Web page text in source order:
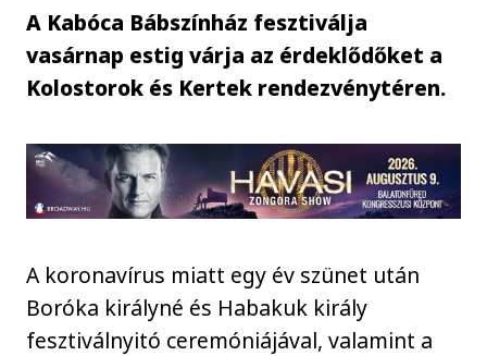
A Kabóca Bábszínház fesztiválja
vasárnap estig várja az érdeklődőket a
Kolostorok és Kertek rendezvénytéren.
A koronavírus miatt egy év szünet után
Boróka királyné és Habakuk király
fesztiválnyitó ceremóniájával, valamint a